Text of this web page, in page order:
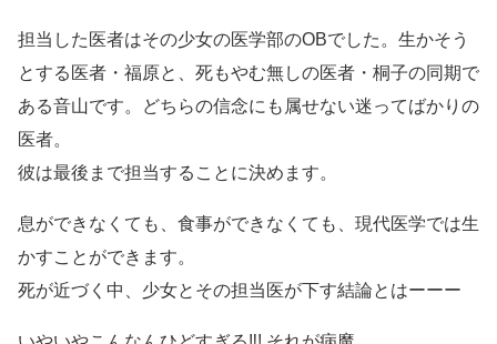
担当した医者はその少女の医学部のOBでした。生かそう
とする医者・福原と、死もやむ無しの医者・桐子の同期で
ある音山です。どちらの信念にも属せない迷ってばかりの
医者。
彼は最後まで担当することに決めます。
息ができなくても、食事ができなくても、現代医学では生
かすことができます。
死が近づく中、少女とその担当医が下す結論とはーーー